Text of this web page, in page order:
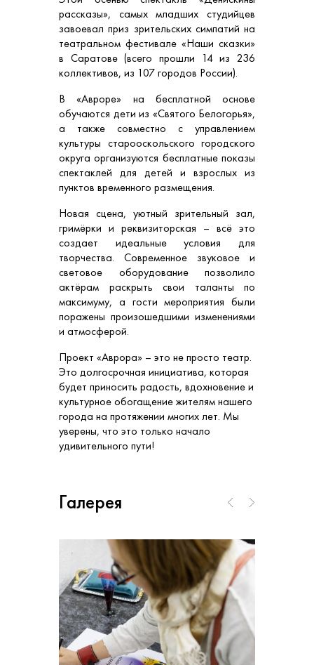
рассказы», самых младших студийцев
завоевал приз зрительских симпатий на
театральном фестивале «Наши сказки»
в Саратове (всего прошли 14 из 236
коллективов, из 107 городов России).
В «Авроре» на бесплатной основе
обучаются дети из «Святого Белогорья»,
а также совместно с управлением
культуры старооскольского городского
округа организуются бесплатные показы
спектаклей для детей и взрослых из
пунктов временного размещения.
Новая сцена, уютный зрительный зал,
гримёрки и реквизиторская – всё это
создает идеальные условия для
творчества. Современное звуковое и
световое оборудование позволило
актёрам раскрыть свои таланты по
максимуму, а гости мероприятия были
поражены произошедшими изменениями
и атмосферой.
Проект «Аврора» – это не просто театр.
Это долгосрочная инициатива, которая
будет приносить радость, вдохновение и
культурное обогащение жителям нашего
города на протяжении многих лет. Мы
уверены, что это только начало
удивительного пути!
Галерея